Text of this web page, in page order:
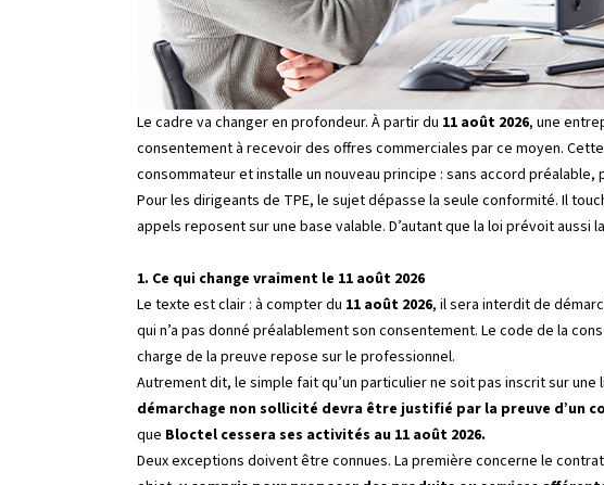
Le cadre va changer en profondeur. À partir du 11 août 2026, une
consentement à recevoir des offres commerciales par ce moyen.
consommateur et installe un nouveau principe : sans accord préalable,
Pour les dirigeants de TPE, le sujet dépasse la seule conformité. Il
appels reposent sur une base valable. D’autant que la loi prévoit
1. Ce qui change vraiment le 11 août 2026
Le texte est clair : à compter du 11 août 2026, il sera interdit de
qui n’a pas donné préalablement son consentement. Le code de la
charge de la preuve repose sur le professionnel.
Autrement dit, le simple fait qu’un particulier ne soit pas inscrit sur
démarchage non sollicité devra être justifié par la preuve d’un
que Bloctel cessera ses activités au 11 août 2026.
Deux exceptions doivent être connues. La première concerne le